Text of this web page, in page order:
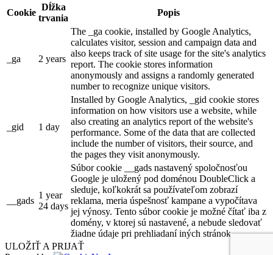
Cookie
Dĺžka
trvania
Popis
_ga 2 years
The _ga cookie, installed by Google Analytics,
calculates visitor, session and campaign data and
also keeps track of site usage for the site's analytics
report. The cookie stores information
anonymously and assigns a randomly generated
number to recognize unique visitors.
_gid 1 day
Installed by Google Analytics, _gid cookie stores
information on how visitors use a website, while
also creating an analytics report of the website's
performance. Some of the data that are collected
include the number of visitors, their source, and
the pages they visit anonymously.
__gads
1 year
24 days
Súbor cookie __gads nastavený spoločnosťou
Google je uložený pod doménou DoubleClick a
sleduje, koľkokrát sa používateľom zobrazí
reklama, meria úspešnosť kampane a vypočítava
jej výnosy. Tento súbor cookie je možné čítať iba z
domény, v ktorej sú nastavené, a nebude sledovať
žiadne údaje pri prehliadaní iných stránok.
ULOŽIŤ A PRIJAŤ